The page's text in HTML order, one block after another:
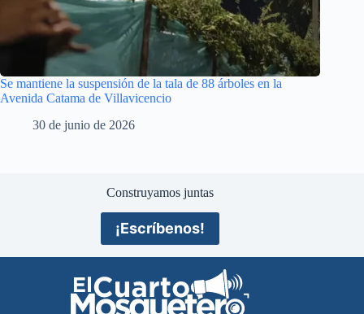
Se mantiene la suspensión de la tala de 88 árboles en la
Avenida Catama de Villavicencio
30 de junio de 2026
Construyamos juntas
¡Escríbenos!